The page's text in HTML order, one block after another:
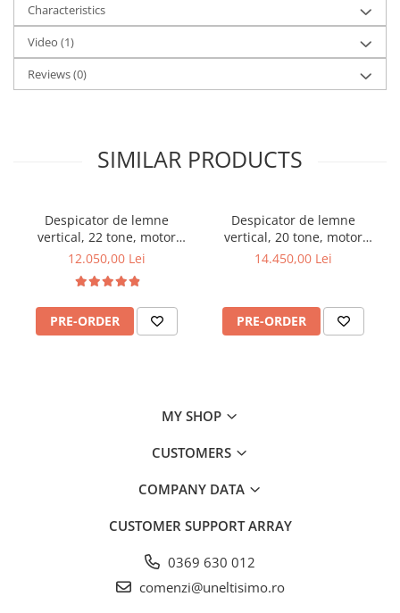
Characteristics
Video (1)
Reviews(0)
SIMILAR PRODUCTS
Despicator de lemne
vertical, 22 tone, motor
termic Kohler 6.5 CP, Jansen
12.050,00 Lei
PRE-ORDER
Despicator de lemne
vertical, 20 tone, motor
termic Kohler de 6.5CP,
14.450,00 Lei
PRE-ORDER
MY SHOP
CUSTOMERS
COMPANY DATA
CUSTOMER SUPPORTARRAY
0369 630 012
comenzi@uneltisimo.ro